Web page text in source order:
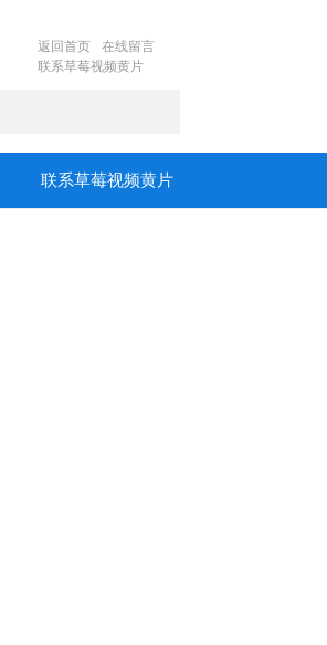
返回首页
在线留言
联系草莓视频黄片
联系草莓视频黄片